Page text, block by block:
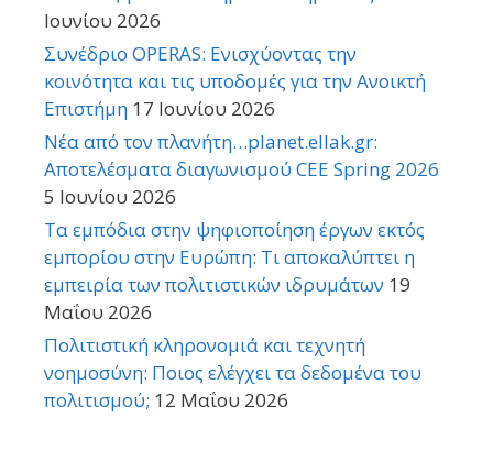
Ιουνίου 2026
Συνέδριο OPERAS: Ενισχύοντας την
κοινότητα και τις υποδομές για την Ανοικτή
Επιστήμη 17 Ιουνίου 2026
Νέα από τον πλανήτη…planet.ellak.gr:
Αποτελέσματα διαγωνισμού CEE Spring 2026
5 Ιουνίου 2026
Τα εμπόδια στην ψηφιοποίηση έργων εκτός
εμπορίου στην Ευρώπη: Τι αποκαλύπτει η
εμπειρία των πολιτιστικών ιδρυμάτων 19
Μαΐου 2026
Πολιτιστική κληρονομιά και τεχνητή
νοημοσύνη: Ποιος ελέγχει τα δεδομένα του
πολιτισμού; 12 Μαΐου 2026